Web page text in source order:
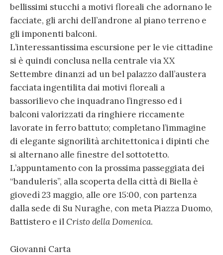
bellissimi stucchi a motivi floreali che adornano le
facciate, gli archi dell’androne al piano terreno e
gli imponenti balconi.
L’interessantissima escursione per le vie cittadine
si è quindi conclusa nella centrale via XX
Settembre dinanzi ad un bel palazzo dall’austera
facciata ingentilita dai motivi floreali a
bassorilievo che inquadrano l’ingresso ed i
balconi valorizzati da ringhiere riccamente
lavorate in ferro battuto; completano l’immagine
di elegante signorilità architettonica i dipinti che
si alternano alle finestre del sottotetto.
L’appuntamento con la prossima passeggiata dei
“banduleris”, alla scoperta della città di Biella è
giovedì 23 maggio, alle ore 15:00, con partenza
dalla sede di Su Nuraghe, con meta Piazza Duomo,
Battistero e ilCristo della Domenica.
Giovanni Carta